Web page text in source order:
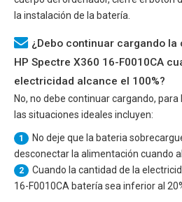
la instalación de la batería.
¿Debo continuar cargando
HP Spectre X360 16-F0010CA
electricidad alcance el 100%?
No, no debe continuar cargando,
las situaciones ideales incluyen:
1
No deje que la bateria
desconectar la alimentación cuando
2 Cuando la cantidad de la
16-F0010CA batería sea inferior al